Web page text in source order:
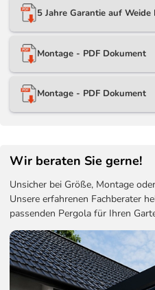
Enthält detaillierte
Pergola 3x4 M:
5 Jahre Garantie auf Weide
Montage - PDF Dokument
Montage - PDF Dokument
Wir beraten Sie gerne!
Unsicher bei Größe, Montage
Unsere erfahrenen Fachberater
passenden Pergola für Ihren